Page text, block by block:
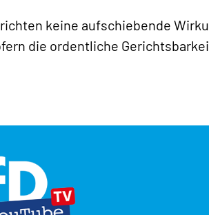
keine aufschiebende
die ordentliche